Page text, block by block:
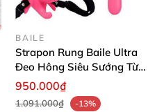
BAILE
Strapon Rung Baile Ultra
Đeo Hông Siêu Sướng Từ
Xa
950.000₫
1.091.000₫
-13%